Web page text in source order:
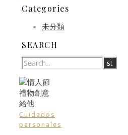
Categories
未分類
SEARCH
Cuidados
personales